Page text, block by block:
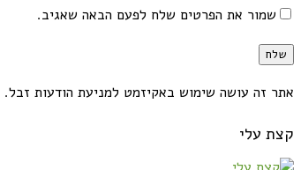
שמור את הפרטים שלח לפעם הבאה שאגיב.
אתר זה עושה שימוש באקיזמט למניעת הודעות זבל.
קצת עלי